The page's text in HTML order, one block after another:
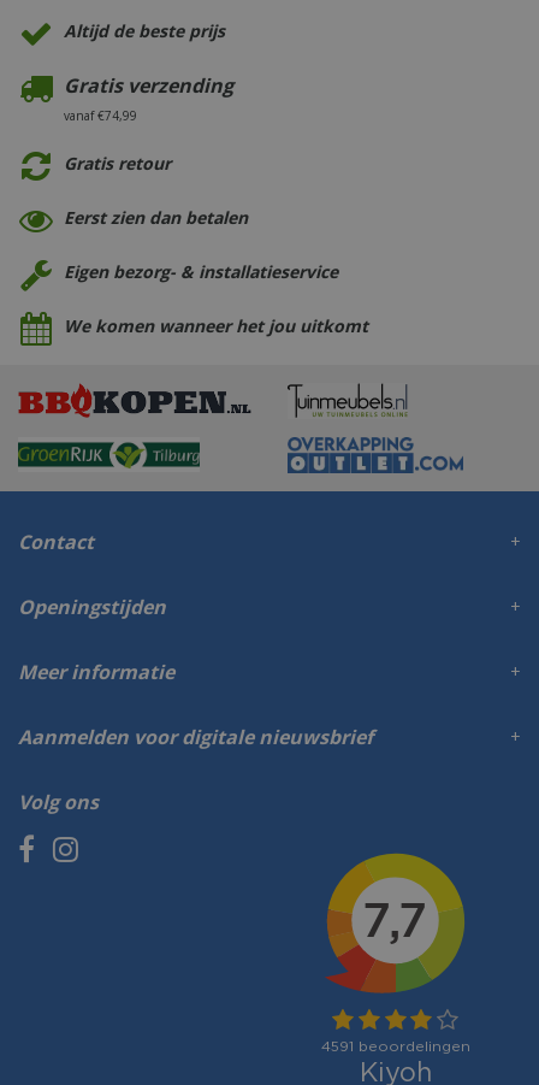
Altijd de beste prijs
Gratis verzending
vanaf €74,99
Gratis retour
Eerst zien dan betalen
Eigen bezorg- & installatieservice
We komen wanneer het jou uitkomt
Contact
Volg ons
Openingstijden
Meer informatie
Aanmelden voor digitale nieuwsbrief